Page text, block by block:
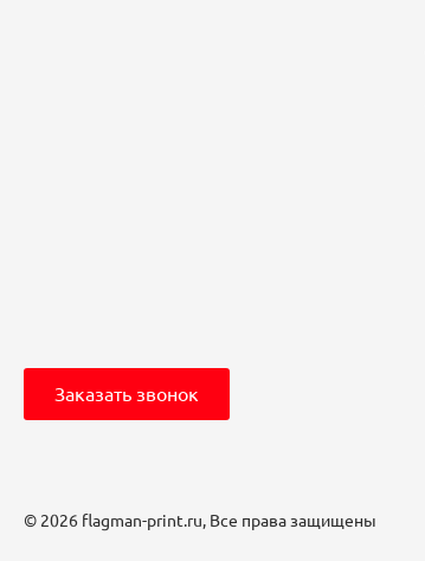
Заказать звонок
© 2026 flagman-print.ru, Все права защищены